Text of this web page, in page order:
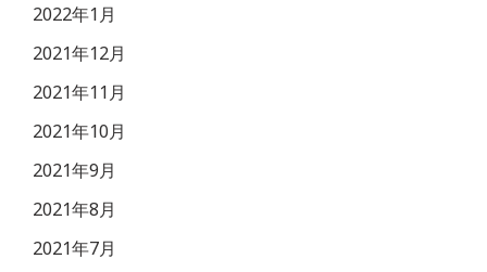
2022年1月
2021年12月
2021年11月
2021年10月
2021年9月
2021年8月
2021年7月